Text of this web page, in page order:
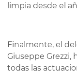
limpia desde el
Finalmente, el
Giuseppe Grezzi,
todas las